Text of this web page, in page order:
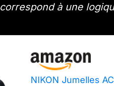
à une
NIKON Jumelles